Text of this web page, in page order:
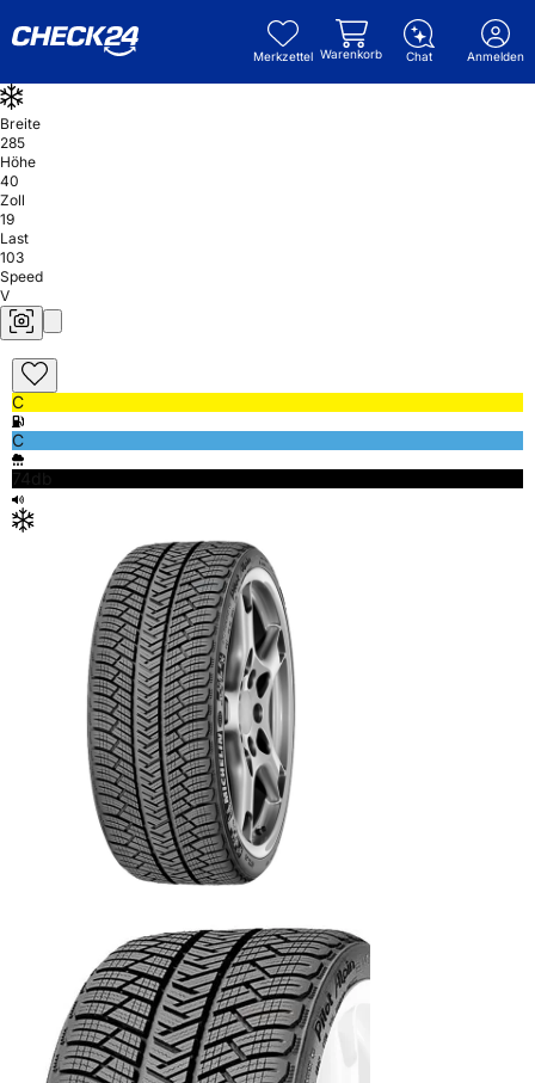
Merkzettel Warenkorb Chat Anmelden
Breite
285
Höhe
40
Zoll
19
Last
103
Speed
V
C
C
74db